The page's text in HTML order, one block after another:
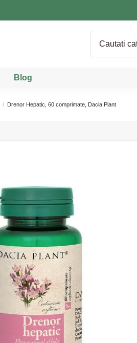
Blog
Drenor Hepatic, 60 comprimate, Dacia Plant